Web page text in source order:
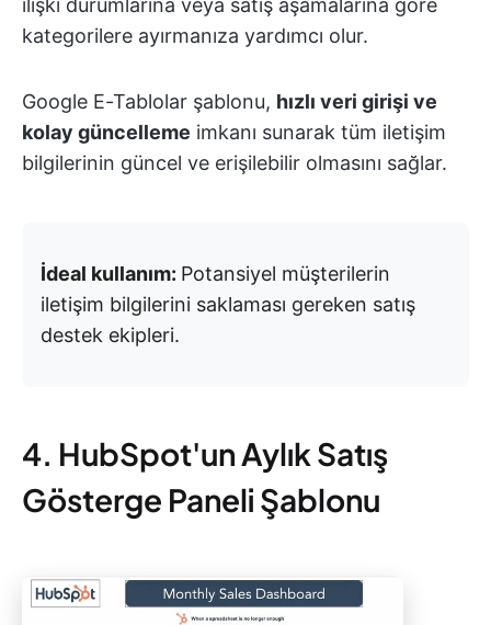
ilişki durumlarına veya satış aşamalarına göre
kategorilere ayırmanıza yardımcı olur.
Google E-Tablolar şablonu, hızlı veri girişi ve
kolay güncelleme imkanı sunarak tüm iletişim
bilgilerinin güncel ve erişilebilir olmasını sağlar.
İdeal kullanım: Potansiyel müşterilerin
iletişim bilgilerini saklaması gereken satış
destek ekipleri.
4. HubSpot'un Aylık Satış
Gösterge Paneli Şablonu